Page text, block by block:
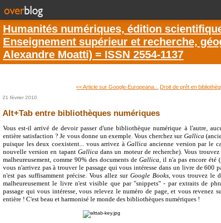
Humanités numériques, édition
Enseignement supérieur et recherche,
Alexandre Moatti) = ISSN 2554-1137
<< Article sur Google-Europeana... Droit de prêt en
21 février 2010
Alt+Tab entre bibliothèques numériques
Vous est-il arrivé de devoir passer d'une bibliothèque numérique à l'autre,
entière satisfaction ? Je vous donne un exemple. Vous cherchez sur Gallica
puisque les deux coexistent... vous arrivez àGallica ancienne version par le
nouvelle version en tapant Gallica dans un moteur de recherche). Vous
malheureusement, comme 90% des documents de Gallica , il n'a pas encore
vous n'arrivez pas à trouver le passage qui vous intéresse dans un livre de 600
n'est pas suffisamment précise. Vous allez sur Google Books, vous trouvez le
malheureusement le livre n'est visible que par "snippets" - par extraits de
passage qui vous intéresse, vous relevez le numéro de page, et vous revenez
entière ! C'est beau et harmonisé le monde des bibliothèques numériques !